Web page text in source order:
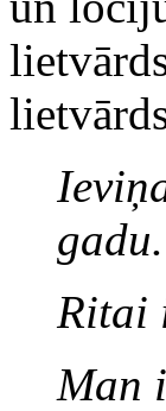
gadu.
Ritai
Man